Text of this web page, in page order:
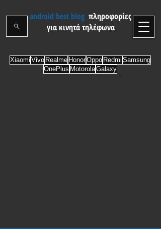
android best blog πληροφορίες
για κινητά τηλέφωνα
Xiaomi Vivo Realme HonorOppo Redmi Samsung
OnePlus MotorolaGalaxy